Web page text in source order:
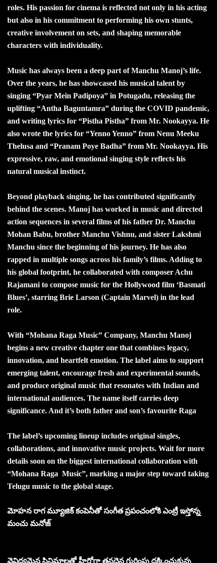
roles. His passion for cinema is reflected not only in his acting
but also in his commitment to performing his own stunts,
creative involvement on sets, and shaping memorable
characters with individuality.
Music has always been a deep part of Manchu Manoj’s life.
Over the years, he has showcased his musical talent by
singing “Pyar Mein Padipoya” in Potugadu, releasing the
uplifting “Antha Baguntamra” during the COVID pandemic,
and writing lyrics for “Pistha Pistha” from Mr. Nookayya. He
also wrote the lyrics for “Yenno Yenno” from Nenu Meeku
Thelusa and “Pranam Poye Badha” from Mr. Nookayya. His
expressive, raw, and emotional singing style reflects his
natural musical instinct.
Beyond playback singing, he has contributed significantly
behind the scenes. Manoj has worked in music and directed
action sequences in several films of his father Dr. Manchu
Mohan Babu, brother Manchu Vishnu, and sister Lakshmi
Manchu since the beginning of his journey. He has also
rapped in multiple songs across his family’s films. Adding to
his global footprint, he collaborated with composer Achu
Rajamani to compose music for the Hollywood film ‘Basmati
Blues’, starring Brie Larson (Captain Marvel) in the lead
role.
With “Mohana Raga Music” Company, Manchu Manoj
begins a new creative chapter one that combines legacy,
innovation, and heartfelt emotion. The label aims to support
emerging talent, encourage fresh and experimental sounds,
and produce original music that resonates with Indian and
international audiences. The name itself carries deep
significance. And it’s both father and son’s favourite Raga
The label’s upcoming lineup includes original singles,
collaborations, and innovative music projects. Wait for more
details soon on the biggest international collaboration with
“Mohana Raga Music”, marking a major step toward taking
Telugu music to the global stage.
మోహన రాగ మ్యూజిక్ కంపెనీతో సంగీత ప్రపంచంలోకి ఎంట్రీ ఇస్తోన్న
మంచు మ‌నోజ్‌
వైవిధ్యమైన సినిమాలతో హీరోగా తనదైన గుర్తింపు దక్కించుకున్న